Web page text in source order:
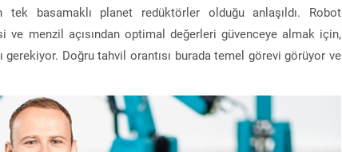
basamaklı planet redüktörler olduğu anlaşıldı. Robot
menzil açısından optimal değerleri güvenceye almak için,
Doğru tahvil orantısı burada temel görevi görüyor ve